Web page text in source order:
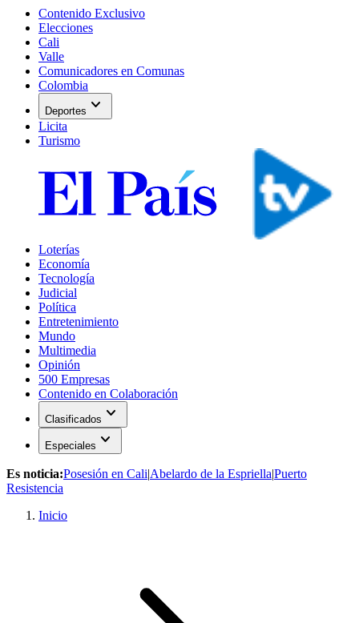
Contenido Exclusivo
Elecciones
Cali
Valle
Comunicadores en Comunas
Colombia
Deportes expand_more
Licita
Turismo
Loterías
Economía
Tecnología
Judicial
Política
Entretenimiento
Mundo
Multimedia
Opinión
500 Empresas
Contenido en Colaboración
Clasificados expand_more
Especiales expand_more
Es noticia:Posesión en Cali|Abelardo de la Espriella|Puerto
Resistencia
Inicio